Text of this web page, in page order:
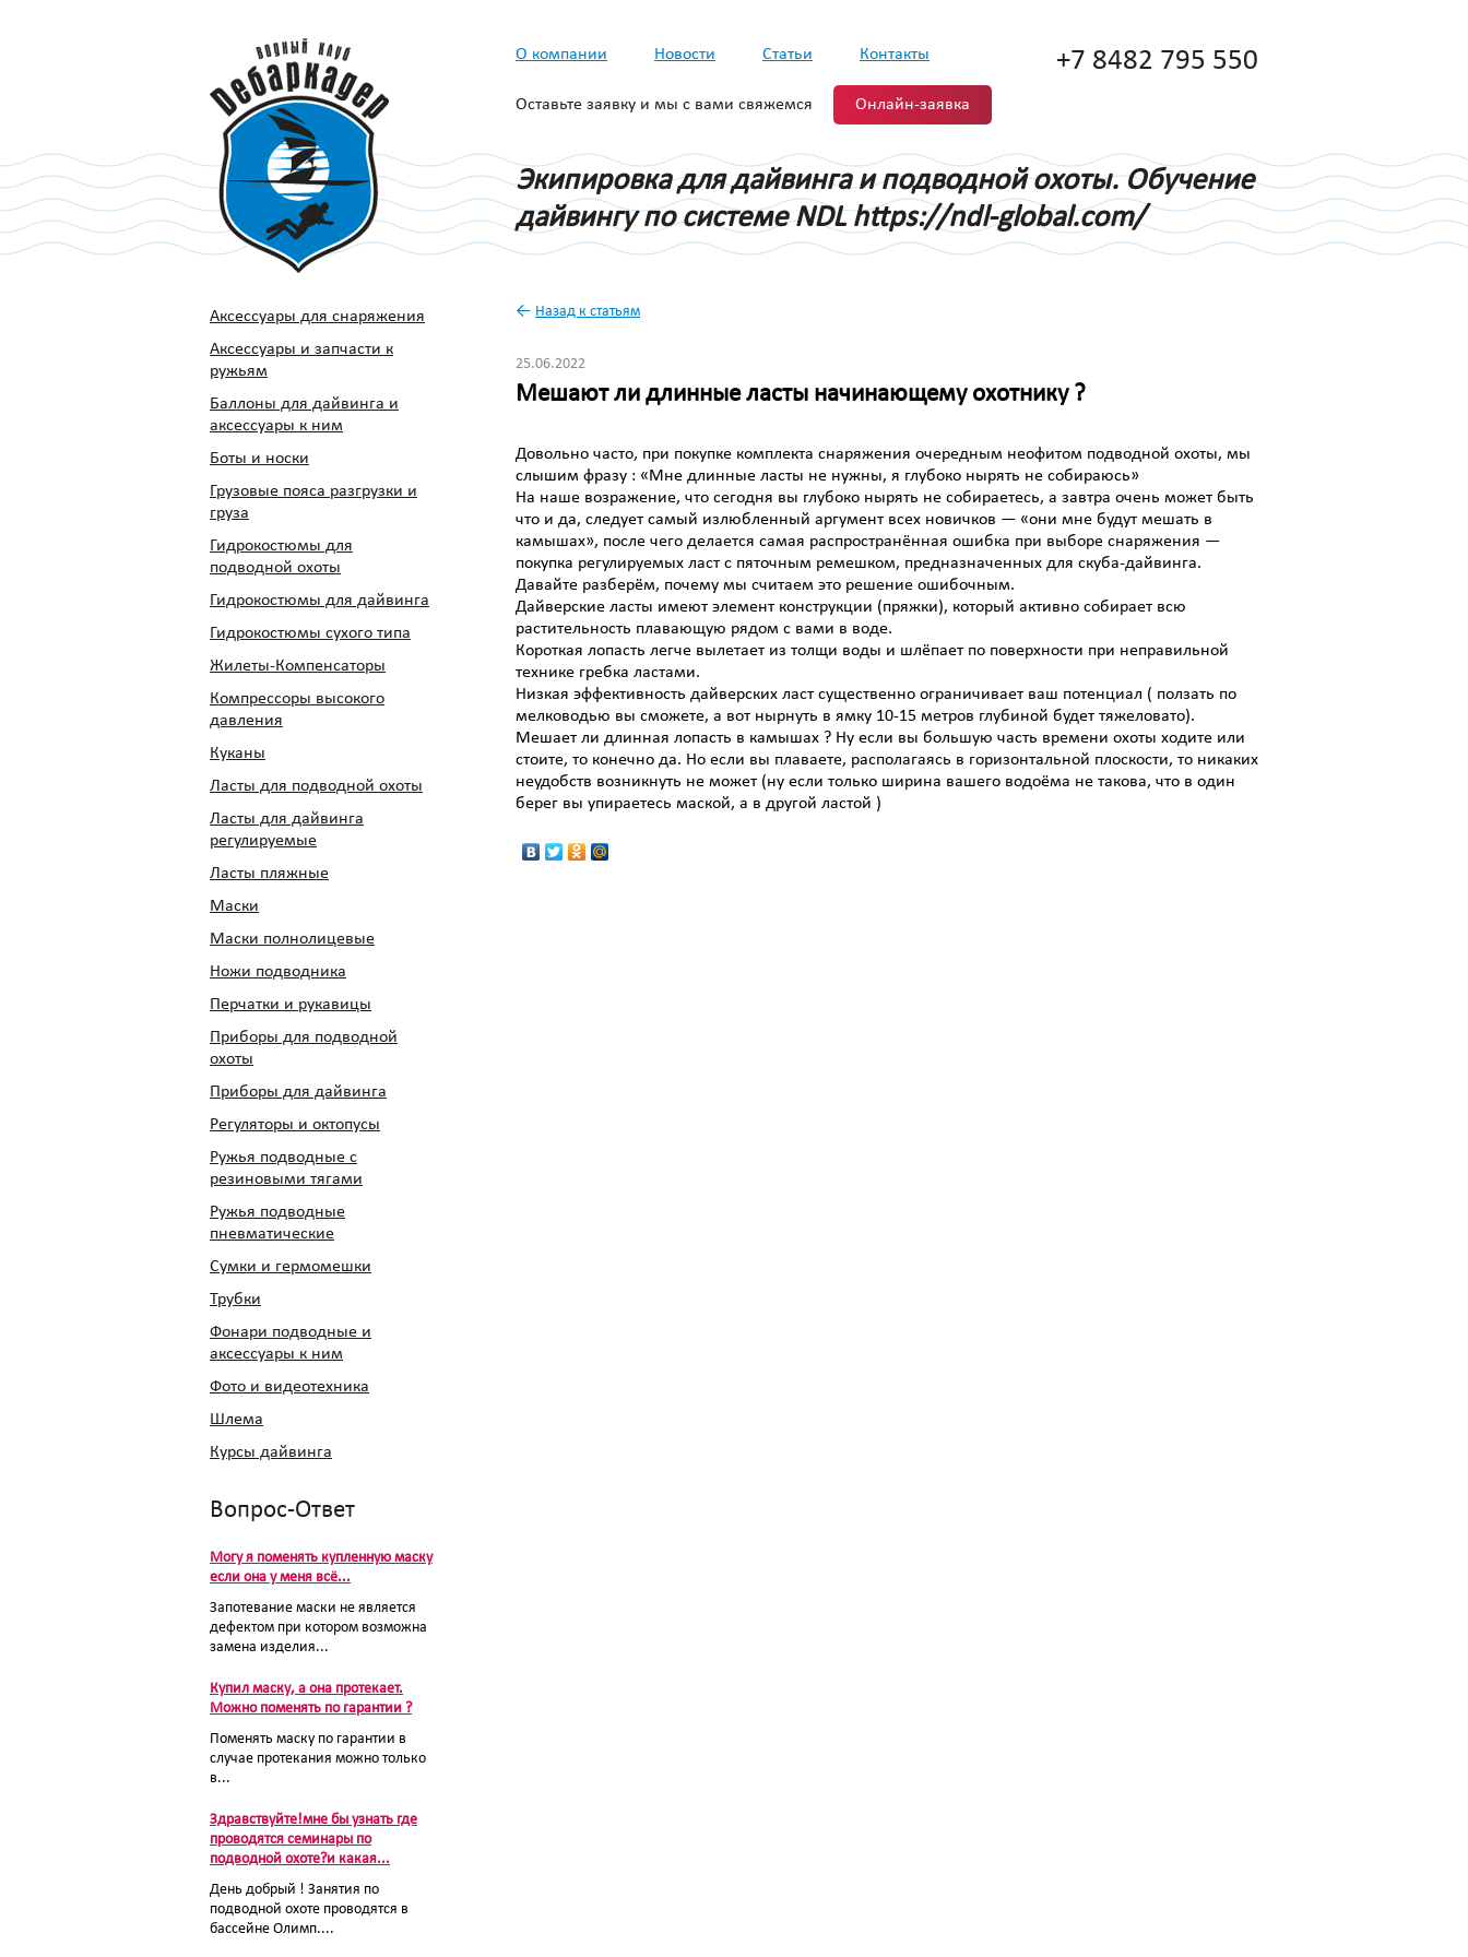
О компании Новости Статьи Контакты
Оставьте заявку и мы с вами свяжемся Онлайн-заявка
+7 8482 795 550
Экипировка для дайвинга и подводной охоты. Обучение
дайвингу по системе NDL https://ndl-global.com/
Аксессуары для снаряжения
Аксессуары и запчасти к
ружьям
Баллоны для дайвинга и
аксессуары к ним
Боты и носки
Грузовые пояса разгрузки и
груза
Гидрокостюмы для
подводной охоты
Гидрокостюмы для дайвинга
Гидрокостюмы сухого типа
Жилеты-Компенсаторы
Компрессоры высокого
давления
Куканы
Ласты для подводной охоты
Ласты для дайвинга
регулируемые
Ласты пляжные
Маски
Маски полнолицевые
Ножи подводника
Перчатки и рукавицы
Приборы для подводной
охоты
Приборы для дайвинга
Регуляторы и октопусы
Ружья подводные с
резиновыми тягами
Ружья подводные
пневматические
Сумки и гермомешки
Трубки
Фонари подводные и
аксессуары к ним
Фото и видеотехника
Шлема
Курсы дайвинга
Вопрос-Ответ
Могу я поменять купленную маску
если она у меня всё...
Запотевание маски не является
дефектом при котором возможна
замена изделия...
Купил маску, а она протекает.
Можно поменять по гарантии ?
Поменять маску по гарантии в
случае протекания можно только
в...
Здравствуйте!мне бы узнать где
проводятся семинары по
подводной охоте?и какая...
День добрый ! Занятия по
подводной охоте проводятся в
бассейне Олимп....
← Назад к статьям
25.06.2022
Мешают ли длинные ласты начинающему охотнику ?
Довольно часто, при покупке комплекта снаряжения очередным неофитом подводной охоты, мы
слышим фразу : «Мне длинные ласты не нужны, я глубоко нырять не собираюсь»
На наше возражение, что сегодня вы глубоко нырять не собираетесь, а завтра очень может быть
что и да, следует самый излюбленный аргумент всех новичков — «они мне будут мешать в
камышах», после чего делается самая распространённая ошибка при выборе снаряжения —
покупка регулируемых ласт с пяточным ремешком, предназначенных для скуба-дайвинга.
Давайте разберём, почему мы считаем это решение ошибочным.
Дайверские ласты имеют элемент конструкции (пряжки), который активно собирает всю
растительность плавающую рядом с вами в воде.
Короткая лопасть легче вылетает из толщи воды и шлёпает по поверхности при неправильной
технике гребка ластами.
Низкая эффективность дайверских ласт существенно ограничивает ваш потенциал ( ползать по
мелководью вы сможете, а вот нырнуть в ямку 10-15 метров глубиной будет тяжеловато).
Мешает ли длинная лопасть в камышах ? Ну если вы большую часть времени охоты ходите или
стоите, то конечно да. Но если вы плаваете, располагаясь в горизонтальной плоскости, то никаких
неудобств возникнуть не может (ну если только ширина вашего водоёма не такова, что в один
берег вы упираетесь маской, а в другой ластой )